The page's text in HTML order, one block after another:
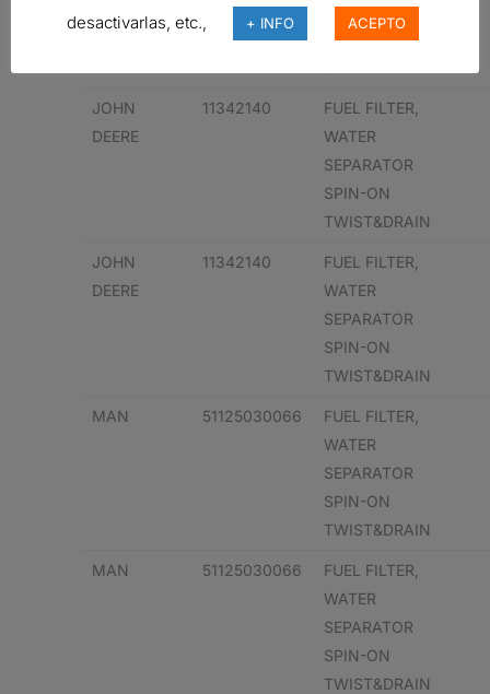
WATER
SEPARATOR
JOHN
DEERE
11342140
FUEL FILTER,
WATER
SEPARATOR
SPIN-ON
TWIST&DRAIN
JOHN
DEERE
11342140
FUEL FILTER,
WATER
SEPARATOR
SPIN-ON
TWIST&DRAIN
MAN 51125030066
FUEL FILTER,
WATER
SEPARATOR
SPIN-ON
TWIST&DRAIN
MAN 51125030066
FUEL FILTER,
WATER
SEPARATOR
SPIN-ON
TWIST&DRAIN
desactivarlas, etc.,
+ INFO ACEPTO